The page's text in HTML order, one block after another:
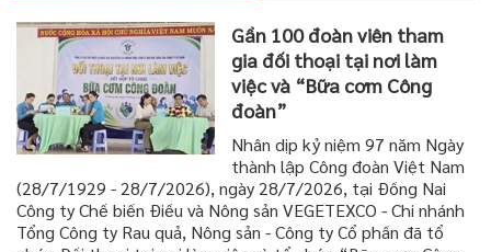
Gần 100 đoàn viên tham
gia đối thoại tại nơi làm
việc và “Bữa cơm Công
đoàn”
Nhân dịp kỷ niệm 97 năm Ngày
thành lập Công đoàn Việt Nam
(28/7/1929 - 28/7/2026), ngày 28/7/2026, tại Đồng Nai
Công ty Chế biến Điều và Nông sản VEGETEXCO - Chi nhánh
Tổng Công ty Rau quả, Nông sản - Công ty Cổ phần đã tổ